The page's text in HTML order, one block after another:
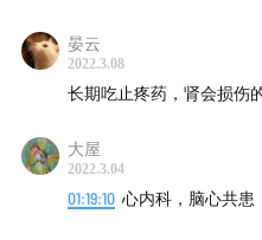
晏云
2022.3.08
长期吃止疼药，肾会损伤
大屋
2022.3.04
01:19:10 心内科，脑心共患